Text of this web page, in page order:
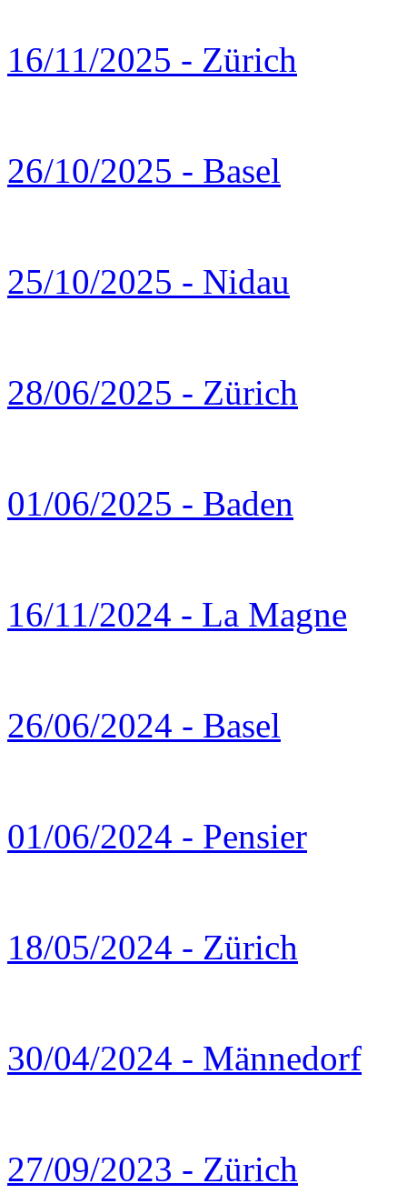
16/11/2025 - Zürich
26/10/2025 - Basel
25/10/2025 - Nidau
28/06/2025 - Zürich
01/06/2025 - Baden
16/11/2024 - La Magne
26/06/2024 - Basel
01/06/2024 - Pensier
18/05/2024 - Zürich
30/04/2024 - Männedorf
27/09/2023 - Zürich